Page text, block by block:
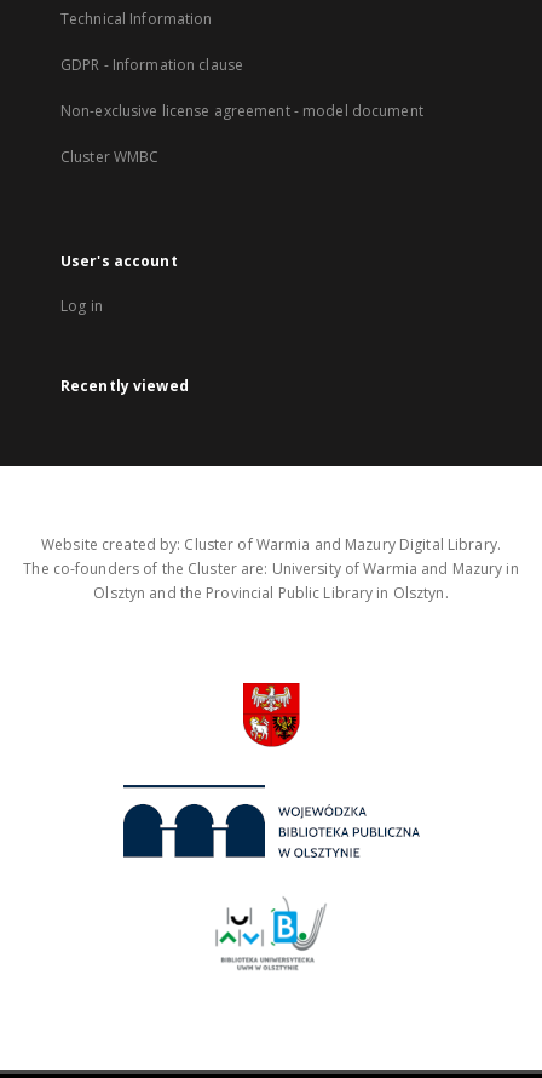
Technical Information
GDPR - Information clause
Non-exclusive license agreement - model document
Cluster WMBC
User's account
Log in
Recently viewed
Website created by: Cluster of Warmia and Mazury Digital Library.
The co-founders of the Cluster are: University of Warmia and Mazury in
Olsztyn and the Provincial Public Library in Olsztyn.